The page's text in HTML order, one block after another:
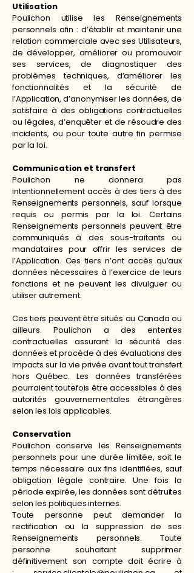
Utilisation
Poulichon utilise les Renseignements
personnels afin : d’établir et maintenir une
relation commerciale avec ses Utilisateurs,
de développer, améliorer ou promouvoir
ses services, de diagnostiquer des
problèmes techniques, d’améliorer les
fonctionnalités et la sécurité de
l’Application, d’anonymiser les données, de
satisfaire à des obligations contractuelles
ou légales, d’enquêter et de résoudre des
incidents, ou pour toute autre fin permise
par la loi.
Communication et transfert
Poulichon ne donnera pas
intentionnellement accès à des tiers à des
Renseignements personnels, sauf lorsque
requis ou permis par la loi. Certains
Renseignements personnels peuvent être
communiqués à des sous-traitants ou
mandataires pour offrir les services de
l’Application. Ces tiers n’ont accès qu’aux
données nécessaires à l’exercice de leurs
fonctions et ne peuvent les divulguer ou
utiliser autrement.
Ces tiers peuvent être situés au Canada ou
ailleurs. Poulichon a des ententes
contractuelles assurant la sécurité des
données et procède à des évaluations des
impacts sur la vie privée avant tout transfert
hors Québec. Les données transférées
pourraient toutefois être accessibles à des
autorités gouvernementales étrangères
selon les lois applicables.
Conservation
Poulichon conserve les Renseignements
personnels pour une durée limitée, soit le
temps nécessaire aux fins identifiées, sauf
obligation légale contraire. Une fois la
période expirée, les données sont détruites
selon les politiques internes.
Toute personne peut demander la
rectification ou la suppression de ses
Renseignements personnels. Toute
personne souhaitant supprimer
définitivement son compte doit écrire à